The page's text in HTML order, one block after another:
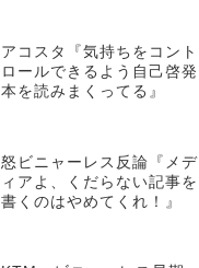
アコスタ『気持ちをコント
ロールできるよう自己啓発
本を読みまくってる』
怒ビニャーレス反論『メデ
ィアよ、くだらない記事を
書くのはやめてくれ！』